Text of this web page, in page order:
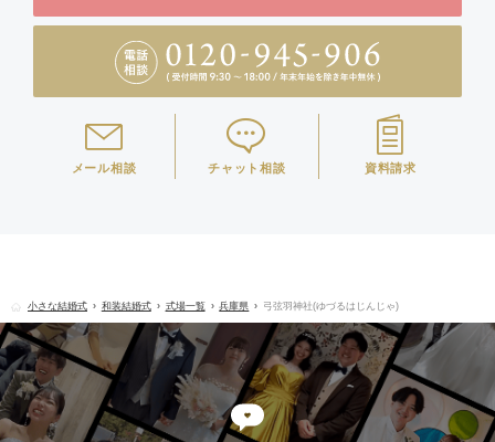
メール相談 チャット相談 資料請求
小さな結婚式 和装結婚式 式場一覧 兵庫県 弓弦羽神社(ゆづるはじんじゃ)